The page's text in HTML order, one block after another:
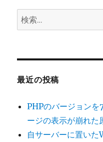
ン
検
索:
最近の投稿
PHPのバージョン
ージの表示が崩れた
自サーバーに置い